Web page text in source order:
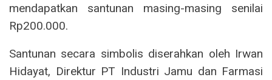
mendapatkan santunan masing-masing senilai
Rp200.000.
Santunan secara simbolis diserahkan oleh Irwan
Hidayat, Direktur PT Industri Jamu dan Farmasi